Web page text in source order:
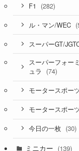
F1 (282)
ル・マン/WEC
スーパーGT/
スーパーフォー
ュラ
(74)
モータースポー
モータースポー
今日の一枚 (30)
ミニカー (139)